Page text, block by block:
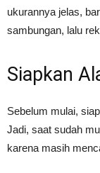
ukurannya jelas,
sambungan, lalu
Siapkan
Sebelum mulai,
Jadi, saat sudah
karena masih